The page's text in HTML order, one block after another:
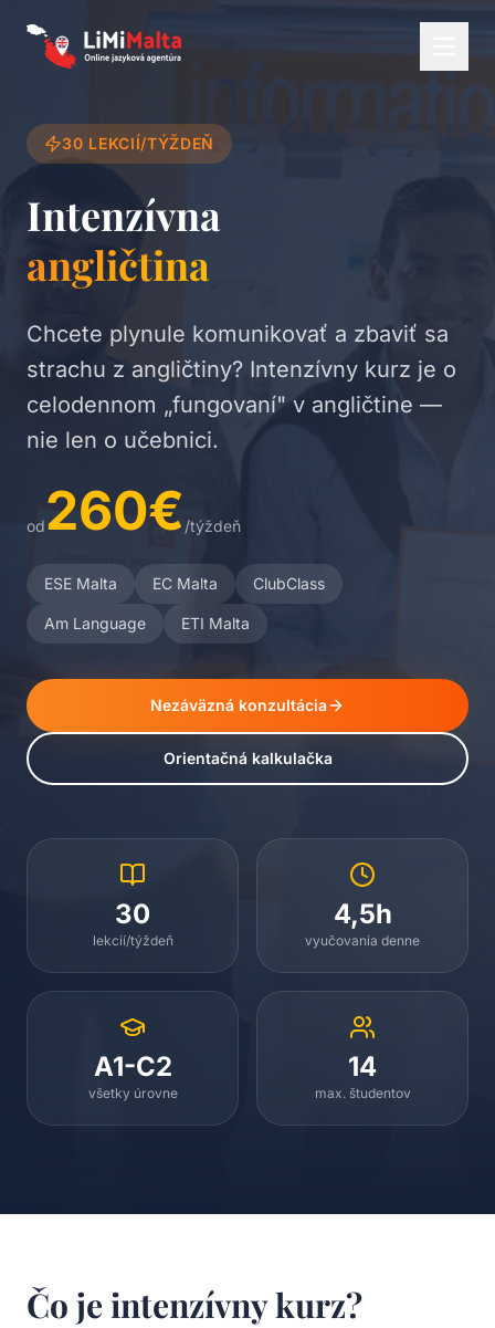
30 LEKCIÍ/TÝŽDEŇ
Intenzívna
angličtina
Chcete plynule komunikovať a zbaviť sa
strachu z angličtiny? Intenzívny kurz je o
celodennom „fungovaní" v angličtine —
nie len o učebnici.
od260€ /týždeň
ESE Malta EC Malta ClubClass
Am Language ETI Malta
Nezáväzná konzultácia
Orientačná kalkulačka
30
lekcií/týždeň
4,5h
vyučovania denne
A1-C2
všetky úrovne
14
max. študentov
Čo je intenzívny kurz?